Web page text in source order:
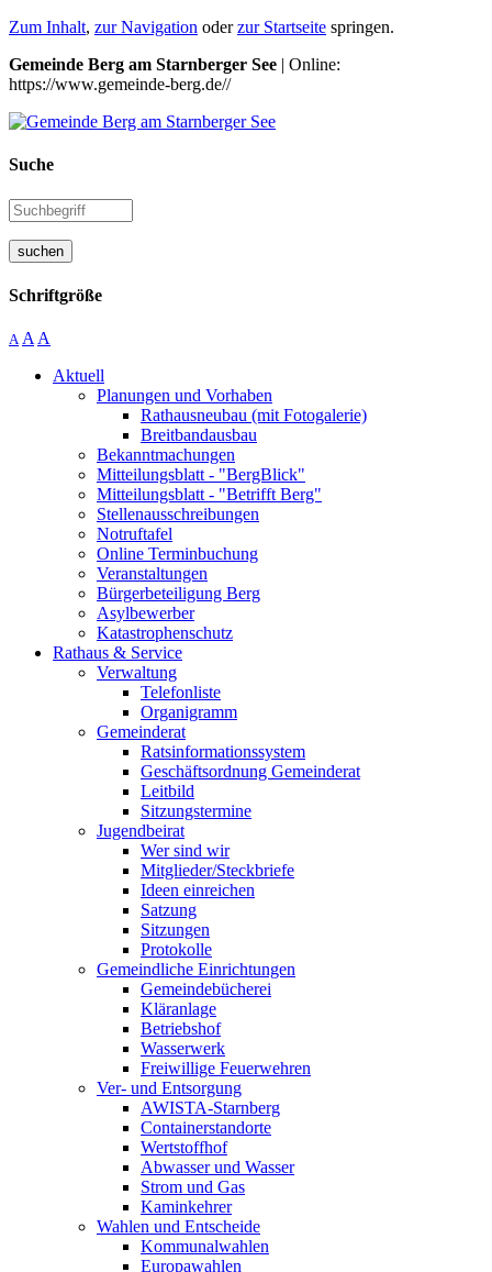
Zum Inhalt, zur Navigation oderzur Startseite springen.
Gemeinde Berg am Starnberger See | Online:
https://www.gemeinde-berg.de//
Suche
suchen
Schriftgröße
A A A
Aktuell
Planungen und Vorhaben
Rathausneubau (mit Fotogalerie)
Breitbandausbau
Bekanntmachungen
Mitteilungsblatt - "BergBlick"
Mitteilungsblatt - "Betrifft Berg"
Stellenausschreibungen
Notruftafel
Online Terminbuchung
Veranstaltungen
Bürgerbeteiligung Berg
Asylbewerber
Katastrophenschutz
Rathaus & Service
Verwaltung
Telefonliste
Organigramm
Gemeinderat
Ratsinformationssystem
Geschäftsordnung Gemeinderat
Leitbild
Sitzungstermine
Jugendbeirat
Wer sind wir
Mitglieder/Steckbriefe
Ideen einreichen
Satzung
Sitzungen
Protokolle
Gemeindliche Einrichtungen
Gemeindebücherei
Kläranlage
Betriebshof
Wasserwerk
Freiwillige Feuerwehren
Ver- und Entsorgung
AWISTA-Starnberg
Containerstandorte
Wertstoffhof
Abwasser und Wasser
Strom und Gas
Kaminkehrer
Wahlen und Entscheide
Kommunalwahlen
Europawahlen